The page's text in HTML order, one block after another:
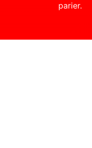
parier.